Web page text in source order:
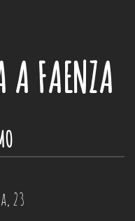
FAENZA
23